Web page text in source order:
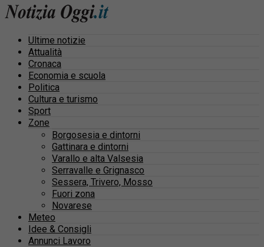
Ultime notizie
Attualità
Cronaca
Economia e scuola
Politica
Cultura e turismo
Sport
Zone
Borgosesia e dintorni
Gattinara e dintorni
Varallo e alta Valsesia
Serravalle e Grignasco
Sessera, Trivero, Mosso
Fuori zona
Novarese
Meteo
Idee & Consigli
Annunci Lavoro